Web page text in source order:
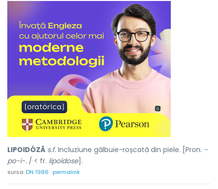
LIPOIDÓZĂ s.f. Incluziune gălbuie-roșcată din piele. [Pron. -
po-i-. / < fr. lipoïdose].
sursa:DN 1986 permalink